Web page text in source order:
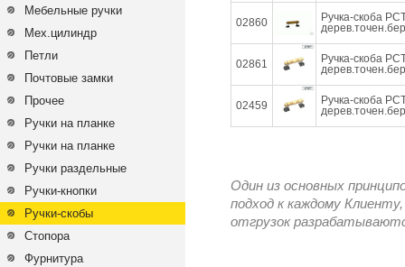
Мебельные ручки
Мех.цилиндр
Петли
Почтовые замки
Прочее
Ручки на планке
Ручки на планке
Ручки раздельные
Ручки-кнопки
Ручки-скобы
Стопора
Фурнитура
02860
Ручка-скоба
02861
Ручка-скоба
02459
Ручка-скоба
Один из основных
подход к каждому
отгрузок